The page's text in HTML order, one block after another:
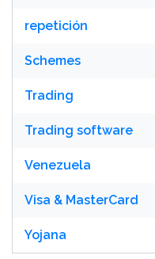
repetición
Schemes
Trading
Trading software
Venezuela
Visa & MasterCard
Yojana